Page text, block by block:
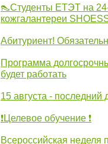
👠Студенты ЕТЭТ на
кожгалантереи
Абитуриент!
Программа
будет работать
15 августа - последний
❗Целевое обучение ❗
Всероссийская